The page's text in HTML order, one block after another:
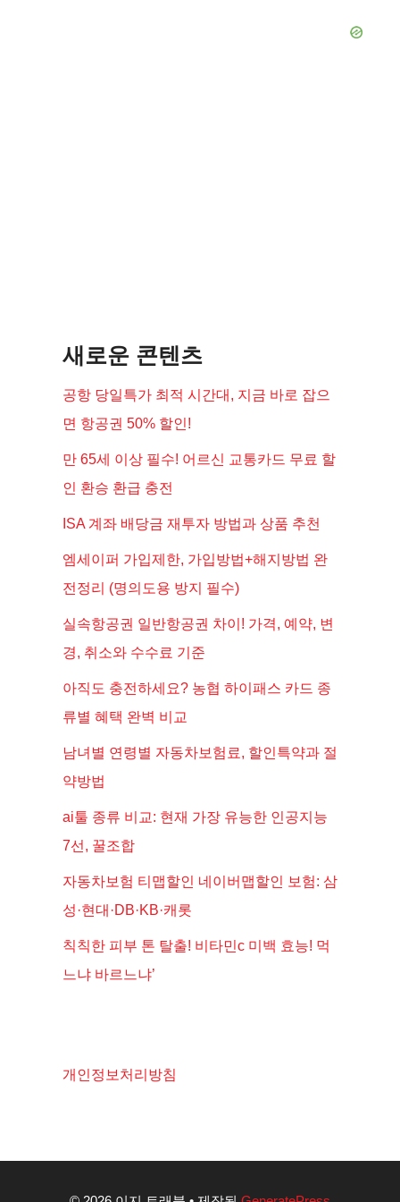
새로운 콘텐츠
공항 당일특가 최적 시간대, 지금 바로 잡으
면 항공권 50% 할인!
만 65세 이상 필수! 어르신 교통카드 무료 할
인 환승 환급 충전
ISA 계좌 배당금 재투자 방법과 상품 추천
엠세이퍼 가입제한, 가입방법+해지방법 완
전정리 (명의도용 방지 필수)
실속항공권 일반항공권 차이! 가격, 예약, 변
경, 취소와 수수료 기준
아직도 충전하세요? 농협 하이패스 카드 종
류별 혜택 완벽 비교
남녀별 연령별 자동차보험료, 할인특약과 절
약방법
ai툴 종류 비교: 현재 가장 유능한 인공지능
7선, 꿀조합
자동차보험 티맵할인 네이버맵할인 보험: 삼
성·현대·DB·KB·캐롯
칙칙한 피부 톤 탈출! 비타민c 미백 효능! 먹
느냐 바르느냐’
개인정보처리방침